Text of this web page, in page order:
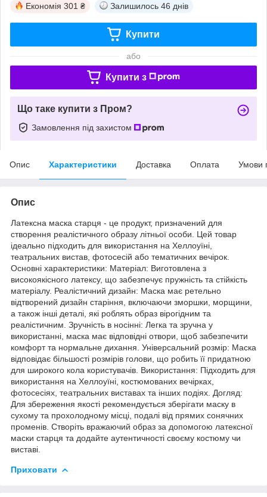
Економія 301 ₴ Залишилось 46 днів
Купити
або
Купити з
Що таке купити з Пром?
Замовлення під захистом
Опис Характеристики Доставка Оплата Умови
Опис
Латексна маска старця - це продукт, призначений для
створення реалістичного образу літньої особи. Цей товар
ідеально підходить для використання на Хеллоуїні,
театральних вистав, фотосесій або тематичних вечірок.
Основні характеристики: Матеріал: Виготовлена з
високоякісного латексу, що забезпечує пружність та стійкість
матеріалу. Реалістичний дизайн: Маска має ретельно
відтворений дизайн старіння, включаючи зморшки, морщини,
а також інші деталі, які роблять образ вірогідним та
реалістичним. Зручність в носінні: Легка та зручна у
використанні, маска має відповідні отвори, щоб забезпечити
комфорт та нормальне дихання. Універсальний розмір: Маска
відповідає більшості розмірів голови, що робить її придатною
для широкого кола користувачів. Використання: Підходить для
використання на Хеллоуїні, костюмованих вечірках,
фотосесіях, театральних виставах та інших подіях. Догляд:
Для збереження якості рекомендується зберігати маску в
сухому та прохолодному місці, подалі від прямих сонячних
променів. Створіть вражаючий образ за допомогою латексної
маски старця та додайте аутентичності своєму костюму чи
виставі.
Приховати